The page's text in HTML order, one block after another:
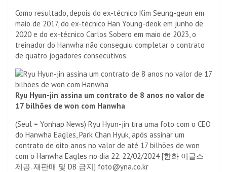
Como resultado, depois do ex-técnico Kim Seung-geun em
maio de 2017, do ex-técnico Han Young-deok em junho de
2020 e do ex-técnico Carlos Sobero em maio de 2023, o
treinador do Hanwha não conseguiu completar o contrato
de quatro jogadores consecutivos.
Ryu Hyun-jin assina um contrato de 8 anos no valor de
17 bilhões de won com Hanwha
(Seul = Yonhap News) Ryu Hyun-jin tira uma foto com o CEO
do Hanwha Eagles, Park Chan Hyuk, após assinar um
contrato de oito anos no valor de até 17 bilhões de won
com o Hanwha Eagles no dia 22. 22/02/2024 [한화 이글스
제공. 재판매 및 DB 금지] foto@yna.co.kr